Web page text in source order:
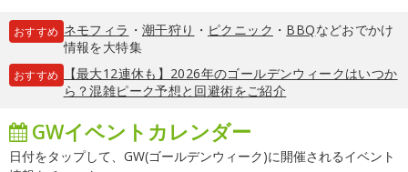
おすすめ ネモフィラ ・ 潮干狩り ・ ピクニック ・ BBQなどおでかけ
情報を大特集
おすすめ
【最大12連休も】2026年のゴールデンウィークはいつか
ら？混雑ピーク予想と回避術をご紹介
GWイベントカレンダー
日付をタップして、GW(ゴールデンウィーク)に開催されるイベント